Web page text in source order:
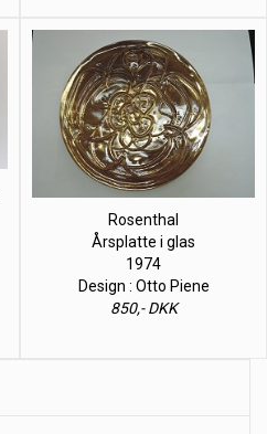
Rosenthal
Årsplatte i glas
1974
Design : Otto Piene
850,- DKK